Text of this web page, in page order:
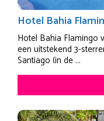
Hotel Bahia
Hotel Bahia Flamingo
een uitstekend 3-
Santiago (in de ...